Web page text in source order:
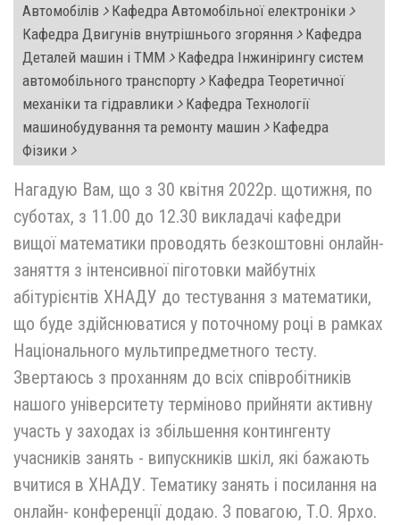
Автомобілів Кафедра Автомобільної електроніки
Кафедра Двигунів внутрішнього згоряння Кафедра
Деталей машин і ТММ Кафедра Інжинірингу систем
автомобільного транспорту Кафедра Теоретичної
механіки та гідравлики Кафедра Технології
машинобудування та ремонту машин Кафедра
Фізики
Нагадую Вам, що з 30 квітня 2022р. щотижня, по
суботах, з 11.00 до 12.30 викладачі кафедри
вищої математики проводять безкоштовні онлайн-
заняття з інтенсивної піготовки майбутніх
абітурієнтів ХНАДУ до тестування з математики,
що буде здійснюватися у поточному році в рамках
Національного мультипредметного тесту.
Звертаюсь з проханням до всіх співробітників
нашого університету терміново прийняти активну
участь у заходах із збільшення контингенту
учасників занять - випускників шкіл, які бажають
вчитися в ХНАДУ. Тематику занять і посилання на
онлайн- конференції додаю. З повагою, Т.О. Ярхо.